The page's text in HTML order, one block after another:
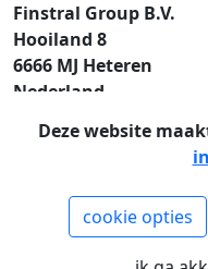
Finstral Group B.V.
Hooiland 8
6666 MJ Heteren
Nederland
T: +31 (0)26 472 00 44
E: info@finstral.nl
BTW: NL813263025B01
EORI: NL813263025
NCAGE: H2NM0
Deze website
cookie opties